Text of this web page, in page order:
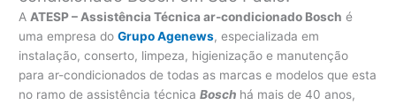
A ATESP – Assistência Técnica ar-condicionado Bosch é
uma empresa doGrupo Agenews, especializada em
instalação, conserto, limpeza, higienização e manutenção
para ar-condicionados de todas as marcas e modelos que esta
no ramo de assistência técnicaBosch há mais de 40 anos,